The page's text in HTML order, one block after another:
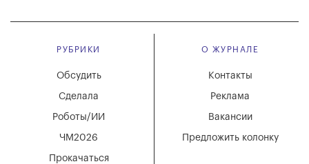
РУБРИКИ
Обсудить
Сделала
Роботы/ИИ
ЧМ2026
Прокачаться
О ЖУРНАЛЕ
Вакансии
Реклама
Контакты
Предложить колонку